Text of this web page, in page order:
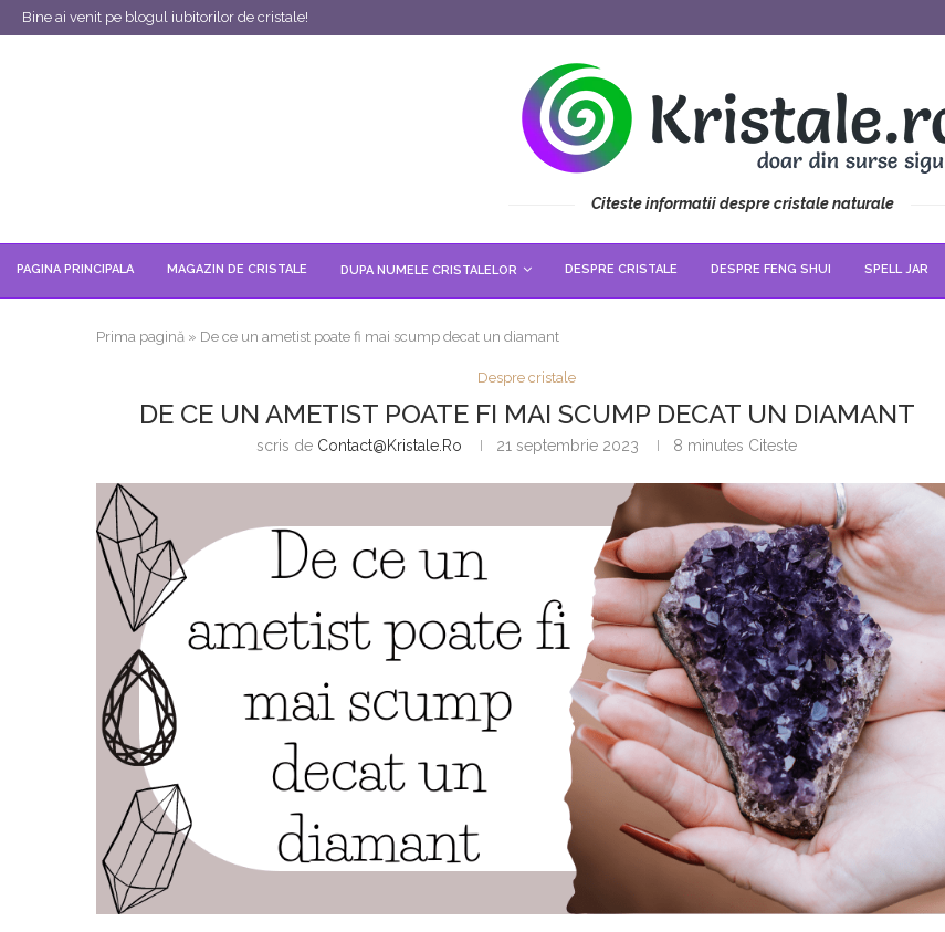
Bine ai venit pe blogul iubitorilor de cristale!
Citeste informatii despre cristale naturale
PAGINA PRINCIPALA MAGAZIN DE CRISTALE DUPA NUMELE CRISTALELOR DESPRE CRISTALE DESPRE FENG SHUI SPELL JAR
Prima pagină » De ce un ametist poate fi mai scump decat un diamant
Despre cristale
DE CE UN AMETIST POATE FI MAI SCUMP DECAT UN DIAMANT
scris de Contact@kristale.ro 21 septembrie 2023 8 minutes Citeste